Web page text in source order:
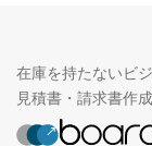
在庫を持たないビ
見積書・請求書作